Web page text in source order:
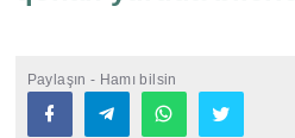
Paylaşın - Hamı bilsin